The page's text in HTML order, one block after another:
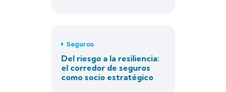
Seguros
Del riesgo a la resiliencia:
el corredor de seguros
como socio estratégico